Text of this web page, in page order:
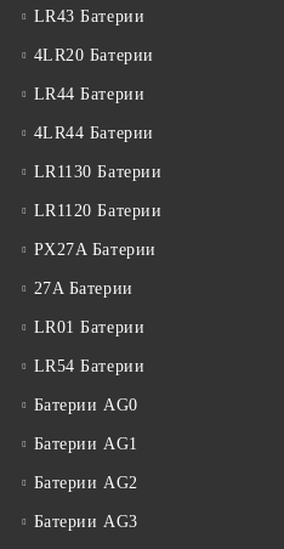
LR43 Батерии
4LR20 Батерии
LR44 Батерии
4LR44 Батерии
LR1130 Батерии
LR1120 Батерии
PX27A Батерии
27A Батерии
LR01 Батерии
LR54 Батерии
Батерии AG0
Батерии AG1
Батерии AG2
Батерии AG3